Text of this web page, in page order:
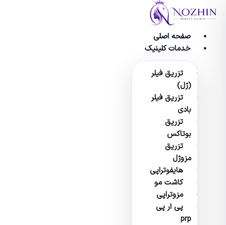
صفحه اصلی
خدمات کلینیک
تزریق فیلر
(ژل)
تزریق فیلر
بادی
تزریق
بوتاکس
تزریق
مزوژل
هایفوتراپی
کاشت مو
مزوتراپی
پی ار پی